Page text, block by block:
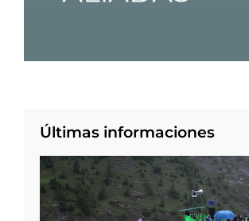
Últimas informaciones